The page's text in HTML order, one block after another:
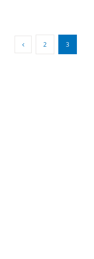
2 3